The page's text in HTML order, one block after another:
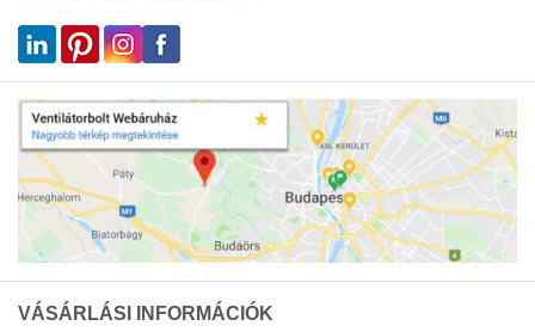
VÁSÁRLÁSI INFORMÁCIÓK